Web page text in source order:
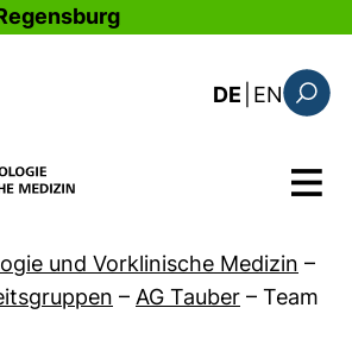
Direkt zum Inhalt
DE EN: the
Menü
und Vorklinische Medizin –
– AG Tauber – Team